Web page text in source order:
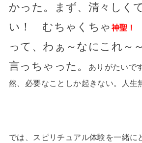
かった。まず、清々しく
い！ むちゃくちゃ神聖！
って、わぁ～なにこれ～
言っちゃった。
ありがたいで
然、必要なことしか起きない。人生
では、スピリチュアル体験を一緒に